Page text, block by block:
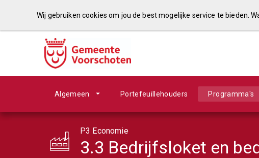
Algemeen Portefeuillehouders Programma's
P3 Economie
3.3 Bedrijfsloket en
Wij gebruiken cookies om jou de best mogelijke service te bieden.